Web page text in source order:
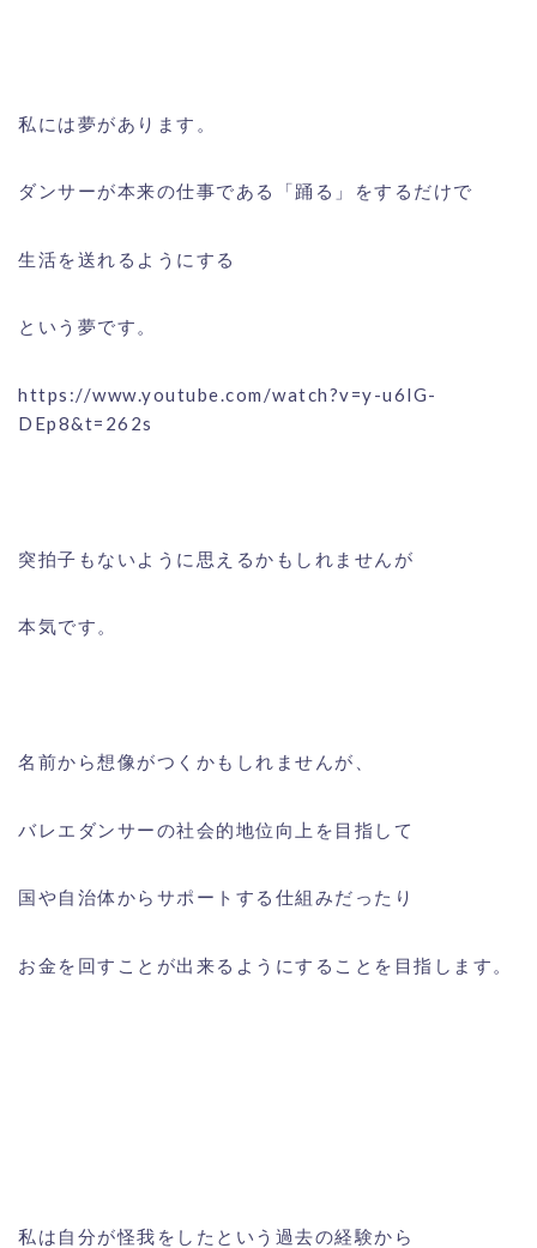
私には夢があります。
ダンサーが本来の仕事である「踊る」をするだけで
生活を送れるようにする
という夢です。
https://www.youtube.com/watch?v=y-u6lG-
DEp8&t=262s
突拍子もないように思えるかもしれませんが
本気です。
名前から想像がつくかもしれませんが、
バレエダンサーの社会的地位向上を目指して
国や自治体からサポートする仕組みだったり
お金を回すことが出来るようにすることを目指します。
私は自分が怪我をしたという過去の経験から